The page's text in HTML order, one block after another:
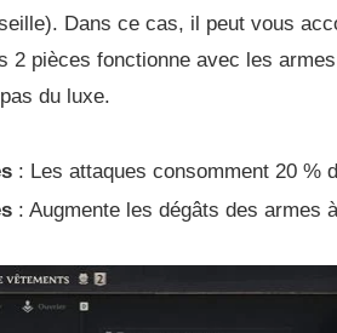
Dans ce cas, il peut vous
2 pièces fonctionne avec les
du luxe.
: Les attaques consomment 20 %
: Augmente les dégâts des armes